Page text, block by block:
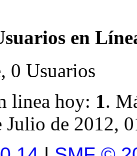
en
0 Usuarios
linea hoy: 1.
Julio de 2012,